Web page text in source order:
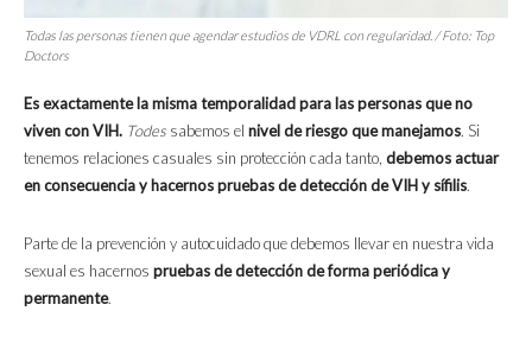
Todas las personas tienen que agendar estudios de VDRL con regularidad. / Foto: Top
Doctors
Es exactamente la misma temporalidad para las personas que no
viven con VIH. Todes sabemos el nivel de riesgo que manejamos. Si
tenemos relaciones casuales sin protección cada tanto, debemos actuar
en consecuencia y hacernos pruebas de detección de VIH y sífilis.
Parte de la prevención y autocuidado que debemos llevar en nuestra vida
sexual es hacernos pruebas de detección de forma periódica y
permanente.